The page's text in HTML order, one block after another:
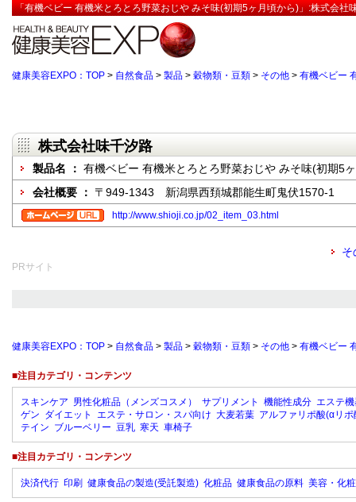
「有機ベビー 有機米とろとろ野菜おじや みそ味(初期5ヶ月頃から)」:株式会社
健康美容EXPO：TOP > 自然食品 > 製品 > 穀物類・豆類 > その他 > 有機ベビー
株式会社味千汐路
製品名 ： 有機ベビー 有機米とろとろ野菜おじや みそ味(初期5
会社概要 ： 〒949-1343 新潟県西頚城郡能生町鬼伏1570-1
http://www.shioji.co.jp/02_item_03.html
そ
PRサイト
健康美容EXPO：TOP > 自然食品 > 製品 > 穀物類・豆類 > その他 > 有機ベビー
■注目カテゴリ・コンテンツ
スキンケア 男性化粧品（メンズコスメ） サプリメント 機能性成分 エステ
ゲン ダイエット エステ・サロン・スパ向け 大麦若葉 アルファリポ酸(αリポ
テイン ブルーベリー 豆乳 寒天 車椅子
■注目カテゴリ・コンテンツ
決済代行 印刷 健康食品の製造(受託製造) 化粧品 健康食品の原料 美容・化